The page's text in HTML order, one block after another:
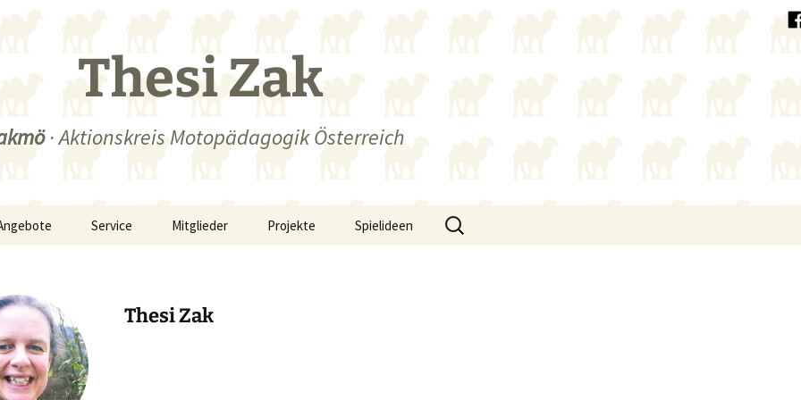
Thesi Zak
· Aktionskreis Motopädagogik Österreich
Service Mitglieder Projekte Spielideen
Suchen
nach:
Thesi Zak